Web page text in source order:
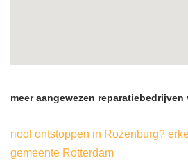
meer aangewezen
riool ontstoppen in Rozenburg?
gemeente Rotterdam